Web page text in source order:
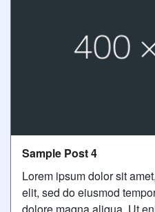
Sample Post 4
Lorem ipsum dolor sit
elit, sed do eiusmod